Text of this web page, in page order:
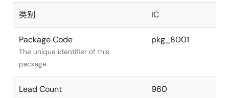
类别 IC
Package Code
The unique identifier of this
package.
pkg_8001
Lead Count 960